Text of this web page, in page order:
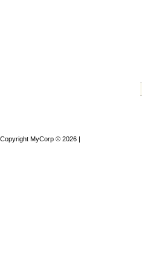
Copyright MyCorp © 2026 |